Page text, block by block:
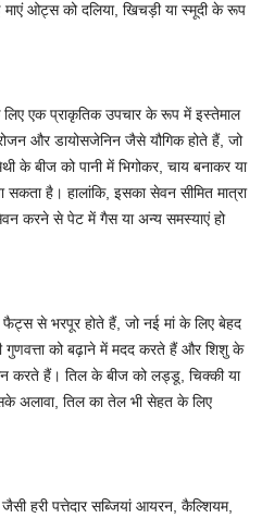
ओट्स को दलिया, खिचड़ी या स्मूदी के रूप
लिए एक प्राकृतिक उपचार के रूप में इस्तेमाल
और डायोसजेनिन जैसे यौगिक होते हैं, जो
के बीज को पानी में भिगोकर, चाय बनाकर या
है। हालांकि, इसका सेवन सीमित मात्रा
करने से पेट में गैस या अन्य समस्याएं हो
से भरपूर होते हैं, जो नई मां के लिए बेहद
गुणवत्ता को बढ़ाने में मदद करते हैं और शिशु के
करते हैं। तिल के बीज को लड्डू, चिक्की या
अलावा, तिल का तेल भी सेहत के लिए
हरी पत्तेदार सब्जियां आयरन, कैल्शियम,